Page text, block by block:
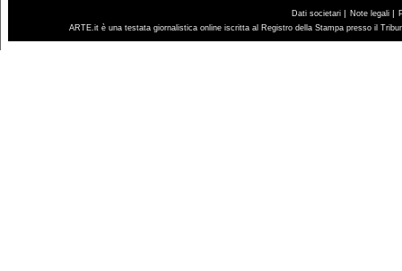
Dati societari | Note legali |
ARTE.it è una testata giornalistica online iscritta al Registro della Stampa presso il